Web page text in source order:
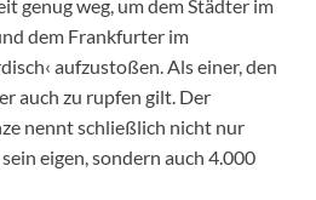
genug weg, um dem Städter im
dem Frankfurter im
aufzustoßen. Als einer, den
auch zu rupfen gilt. Der
nennt schließlich nicht nur
eigen, sondern auch 4.000